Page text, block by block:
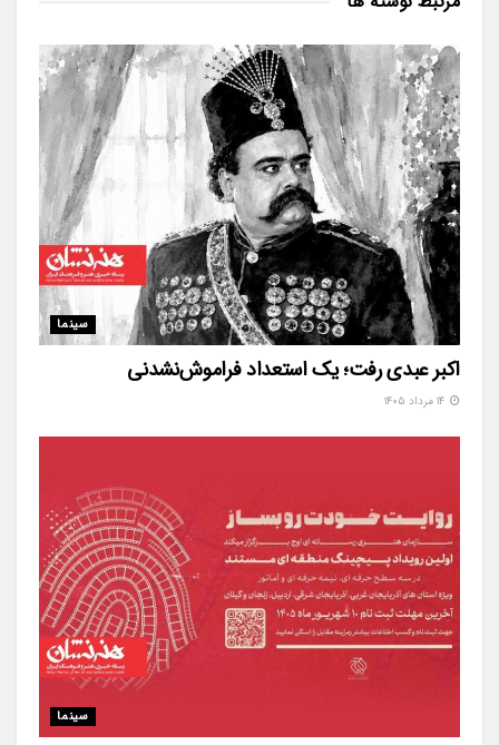
سینما
اکبر عبدی رفت؛ یک استعداد فراموش‌نشدنی
سینما